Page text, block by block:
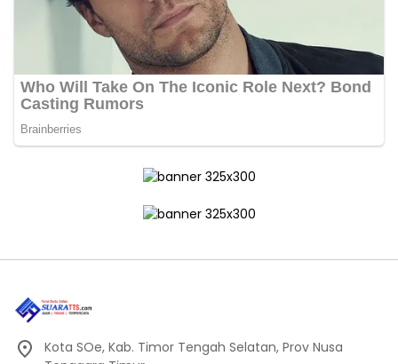
Kota SOe, Kab. Timor Tengah Selatan, Prov Nusa